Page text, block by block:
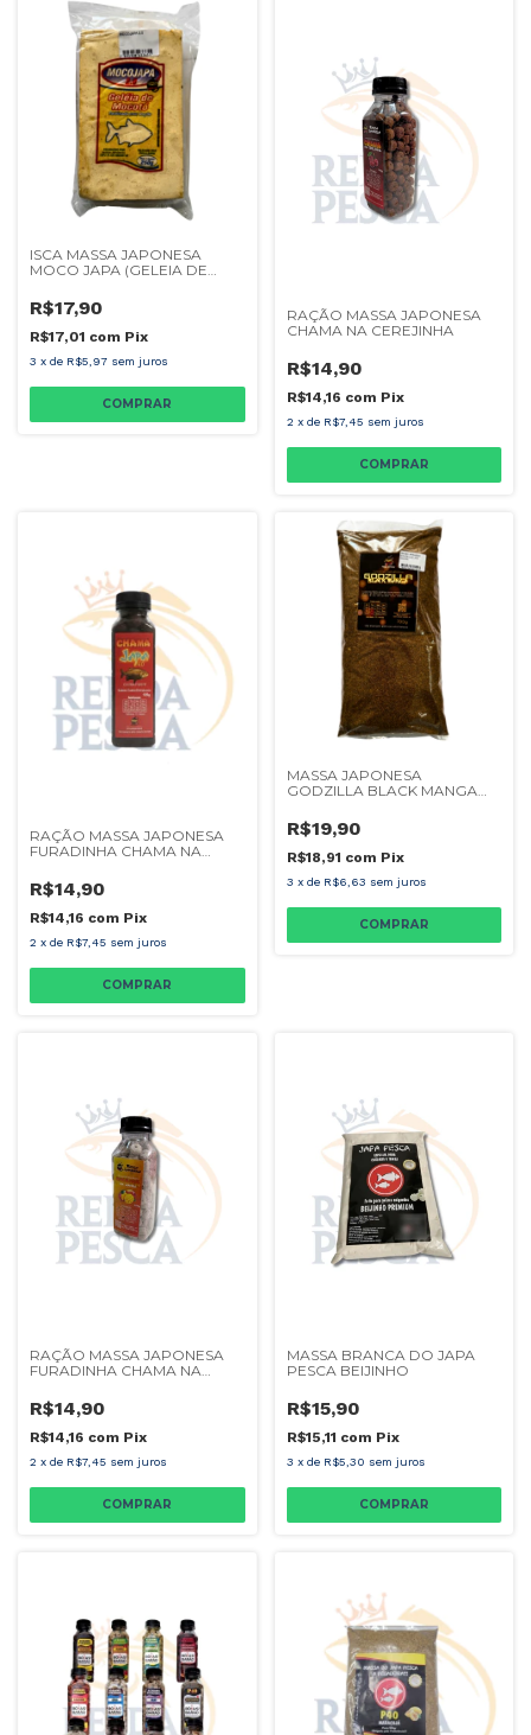
ISCA MASSA JAPONESA
MOCO JAPA (GELEIA DE
R$17,90
R$17,01 com Pix
3 x de R$5,97 sem juros
RAÇÃO MASSA JAPONESA
CHAMA NA CEREJINHA
R$14,90
R$14,16 com Pix
2 x de R$7,45 sem juros
RAÇÃO MASSA JAPONESA
FURADINHA CHAMA NA
R$14,90
R$14,16 com Pix
2 x de R$7,45 sem juros
MASSA JAPONESA
GODZILLA BLACK MANGA
R$19,90
R$18,91 com Pix
3 x de R$6,63 sem juros
RAÇÃO MASSA JAPONESA
FURADINHA CHAMA NA
R$14,90
R$14,16 com Pix
2 x de R$7,45 sem juros
MASSA BRANCA DO JAPA
PESCA BEIJINHO
R$15,90
R$15,11 com Pix
3 x de R$5,30 sem juros